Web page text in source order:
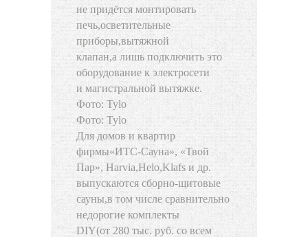
не придётся монтировать
печь,осветительные
приборы,вытяжной
клапан,а лишь подключить это
оборудование к электросети
и магистральной вытяжке.
Фото: Tylo
Фото: Tylo
Для домов и квартир
фирмы«ИТС-Сауна», «Твой
Пар», Harvia,Helo,Klafs и др.
выпускаются сборно-щитовые
сауны,в том числе сравнительно
недорогие комплекты
DIY(от 280 тыс. руб. со всем